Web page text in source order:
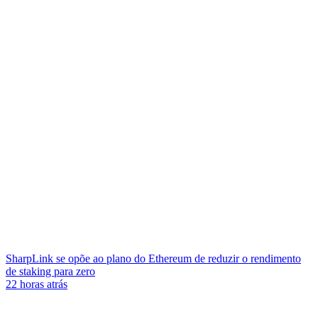
SharpLink se opõe ao plano do Ethereum de reduzir o rendimento
de staking para zero
22 horas atrás